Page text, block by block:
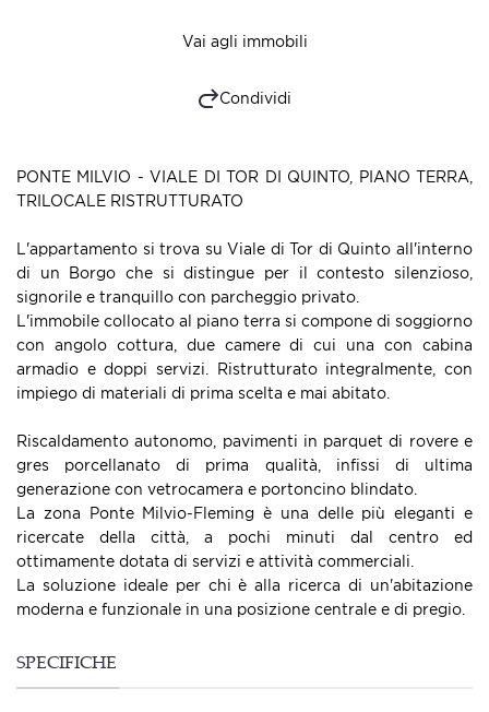
Vai agli immobili
Condividi
PONTE MILVIO - VIALE DI TOR DI QUINTO, PIANO TERRA,
TRILOCALE RISTRUTTURATO
L'appartamento si trova su Viale di Tor di Quinto all'interno
di un Borgo che si distingue per il contesto silenzioso,
signorile e tranquillo con parcheggio privato.
L'immobile collocato al piano terra si compone di soggiorno
con angolo cottura, due camere di cui una con cabina
armadio e doppi servizi. Ristrutturato integralmente, con
impiego di materiali di prima scelta e mai abitato.
Riscaldamento autonomo, pavimenti in parquet di rovere e
gres porcellanato di prima qualità, infissi di ultima
generazione con vetrocamera e portoncino blindato.
La zona Ponte Milvio-Fleming è una delle più eleganti e
ricercate della città, a pochi minuti dal centro ed
ottimamente dotata di servizi e attività commerciali.
La soluzione ideale per chi è alla ricerca di un'abitazione
moderna e funzionale in una posizione centrale e di pregio.
SPECIFICHE